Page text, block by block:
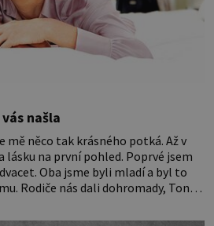
našla
mě něco tak krásného potká. Až v
lásku na první pohled. Poprvé jsem
Oba jsme byli mladí a byl to
Rodiče nás dali dohromady, Toník
že